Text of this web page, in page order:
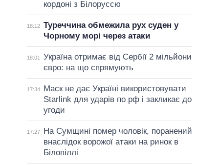
кордоні з Білоруссю
18:12 Туреччина обмежила рух суден у
Чорному морі через атаки
18:01
Україна отримає від Сербії 2 мільйони
євро: на що спрямують
17:34
Маск не дає Україні використовувати
Starlink для ударів по рф і закликає до
угоди
17:27
На Сумщині помер чоловік, поранений
внаслідок ворожої атаки на ринок в
Білопіллі